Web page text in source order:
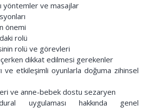
yöntemler ve masajlar
önemi
rolü
rolü ve görevleri
dikkat edilmesi gerekenler
ve etkileşimli oyunlarla doğuma zihinsel
ve anne-bebek dostu sezaryen
uygulaması hakkında genel